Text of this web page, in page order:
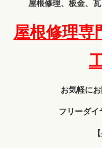
屋根修理、板金、
屋根修理専
お気軽に
フリーダイ